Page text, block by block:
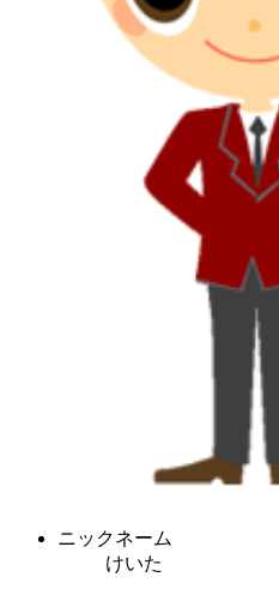
ニックネーム
けいた